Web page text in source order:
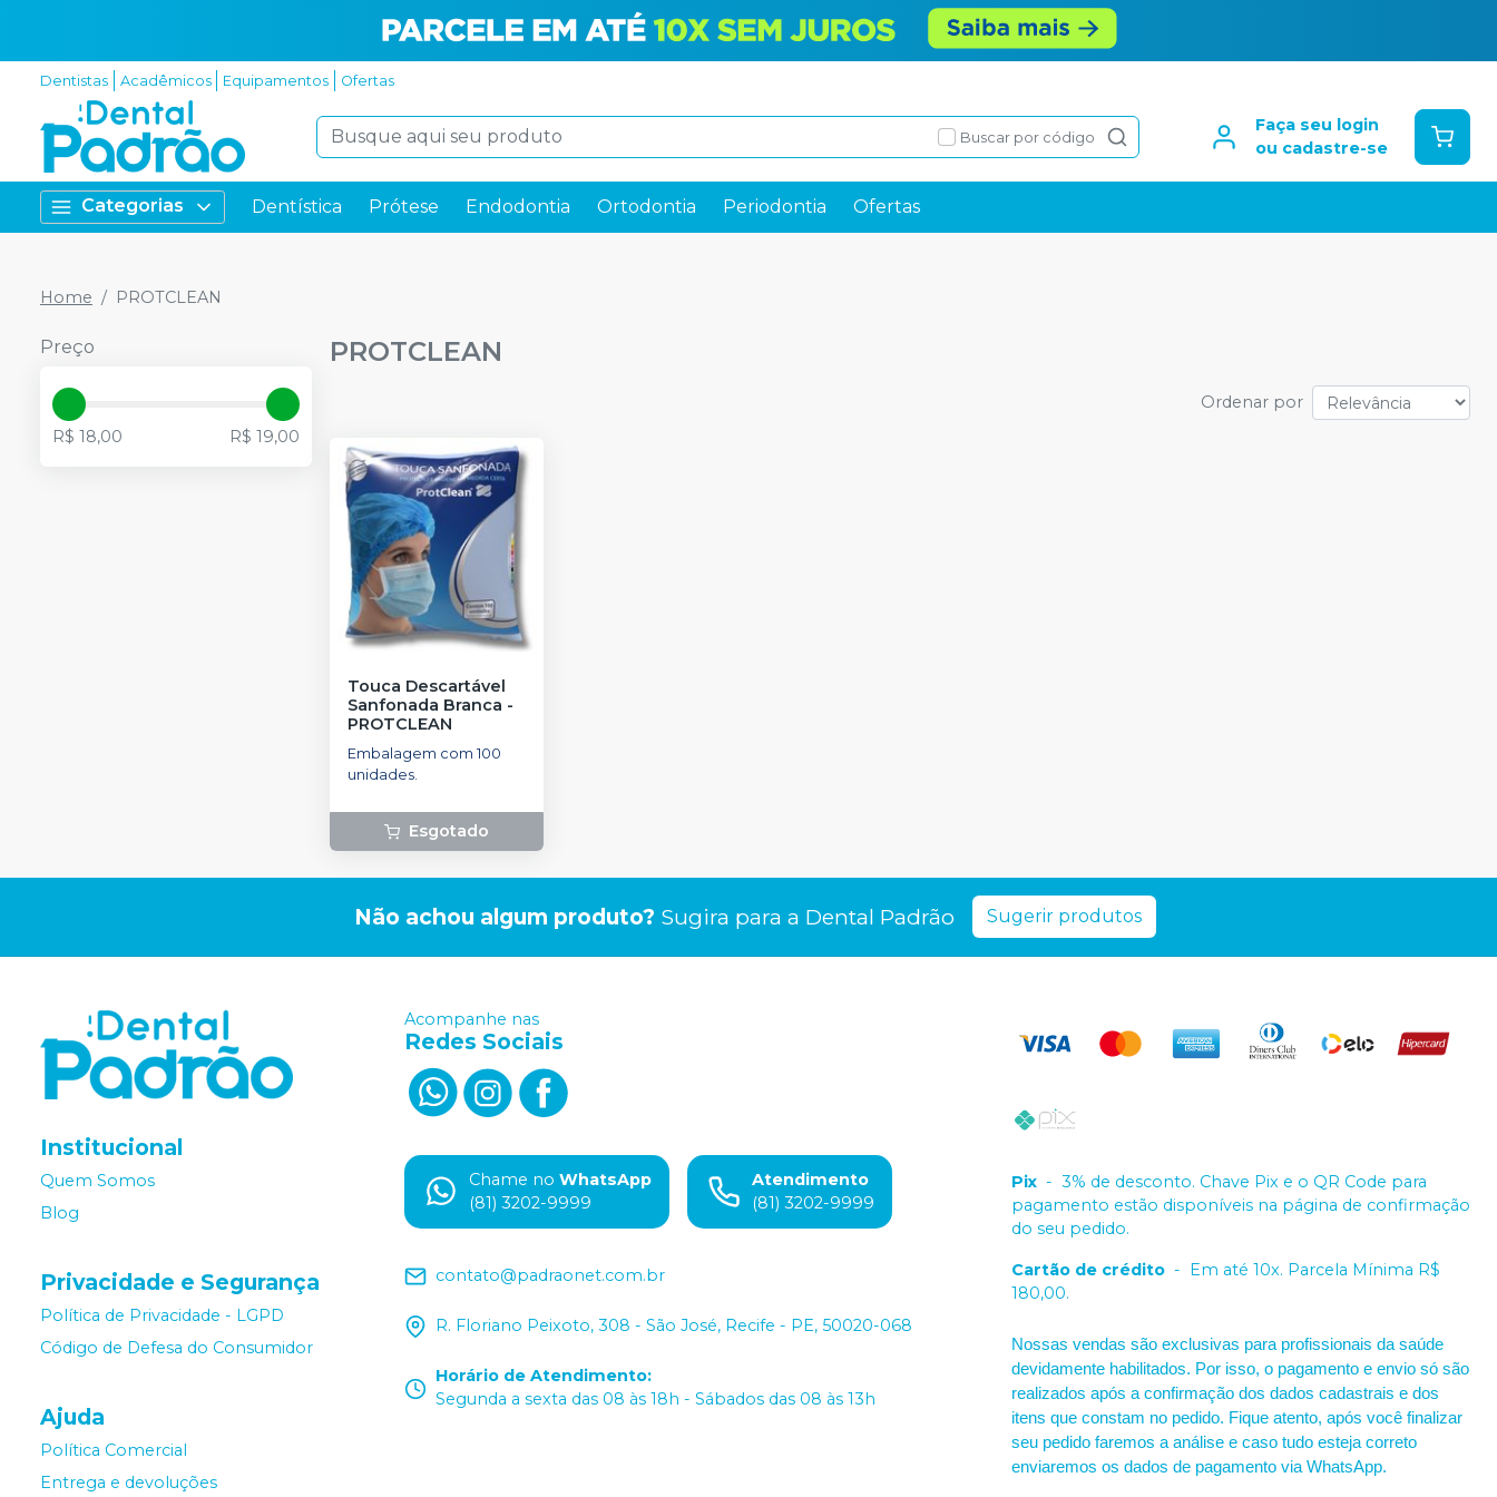
Dentistas Acadêmicos Equipamentos Ofertas
Buscar por código
Faça seu login
ou cadastre-se
Categorias Dentística Prótese Endodontia Ortodontia Periodontia Ofertas
Home PROTCLEAN
Preço
R$ 18,00 R$ 19,00
PROTCLEAN
Ordenar por
Touca Descartável
Sanfonada Branca -
PROTCLEAN
Embalagem com 100
unidades.
Esgotado
Não achou algum produto? Sugira para a Dental Padrão Sugerir produtos
Institucional
Quem Somos
Blog
Privacidade e Segurança
Política de Privacidade - LGPD
Código de Defesa do Consumidor
Ajuda
Política Comercial
Entrega e devoluções
Acompanhe nas
Redes Sociais
Chame no WhatsApp
(81) 3202-9999
Atendimento
(81) 3202-9999
contato@padraonet.com.br
R. Floriano Peixoto, 308 - São José, Recife - PE, 50020-068
Horário de Atendimento:
Segunda a sexta das 08 às 18h - Sábados das 08 às 13h
Pix - 3% de desconto. Chave Pix e o QR Code para
pagamento estão disponíveis na página de confirmação
do seu pedido.
Cartão de crédito - Em até 10x. Parcela Mínima R$
180,00.
Nossas vendas são exclusivas para profissionais da saúde
devidamente habilitados. Por isso, o pagamento e envio só são
realizados após a confirmação dos dados cadastrais e dos
itens que constam no pedido. Fique atento, após você finalizar
seu pedido faremos a análise e caso tudo esteja correto
enviaremos os dados de pagamento via WhatsApp.